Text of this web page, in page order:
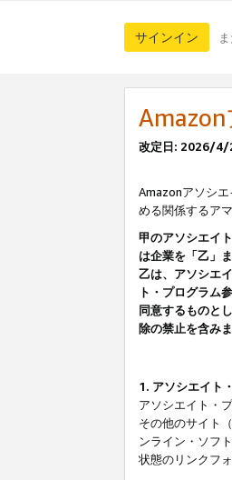
サインイン
改定日: 2026/4/
Amazonアソシ
める関係するア
甲のアソシエイ
は企業を「乙」
乙は、アソシエ
ト・プログラム
同意するものと
除の禁止を含み
1. アソシエイト
アソシエイト・
その他のサイト
ンライン・ソフ
状態のリンクフ